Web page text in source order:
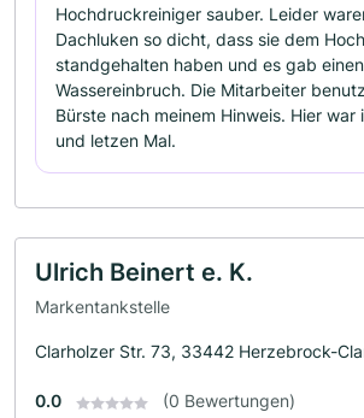
Hochdruckreiniger sauber. Leider
Dachluken so dicht, dass sie dem
standgehalten haben und es gab einen
Wassereinbruch. Die Mitarbeiter
Bürste nach meinem Hinweis. Hier war
und letzen Mal.
Ulrich Beinert e. K.
Markentankstelle
Clarholzer Str. 73, 33442 Herzebrock-
0.0 (0 Bewertungen)